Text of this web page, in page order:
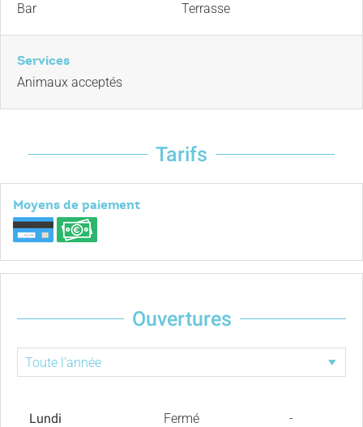
Bar Terrasse
Services
Animaux acceptés
Tarifs
Moyens de paiement
Ouvertures
Lundi Fermé -